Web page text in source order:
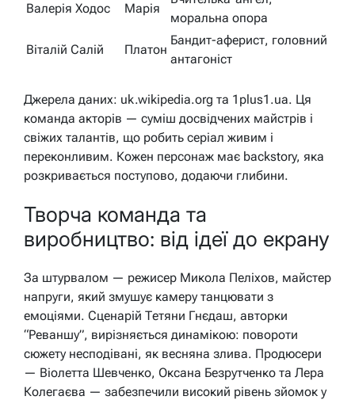
Валерія Ходос Марія
моральна опора
Віталій Салій Платон
Бандит-аферист, головний
антагоніст
Джерела даних: uk.wikipedia.org та 1plus1.ua. Ця
команда акторів — суміш досвідчених майстрів і
свіжих талантів, що робить серіал живим і
переконливим. Кожен персонаж має backstory, яка
розкривається поступово, додаючи глибини.
Творча команда та
виробництво: від ідеї до екрану
За штурвалом — режисер Микола Пеліхов, майстер
напруги, який змушує камеру танцювати з
емоціями. Сценарій Тетяни Гнєдаш, авторки
“Реваншу”, вирізняється динамікою: повороти
сюжету несподівані, як весняна злива. Продюсери
— Віолетта Шевченко, Оксана Безрутченко та Лера
Колегаєва — забезпечили високий рівень зйомок у